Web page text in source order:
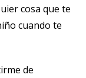
cosa que te
cuando te
de